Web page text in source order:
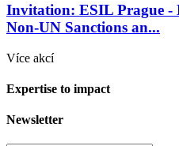
Invitation: ESIL Prague -
Non-UN Sanctions an...
Více akcí
Expertise to impact
Newsletter